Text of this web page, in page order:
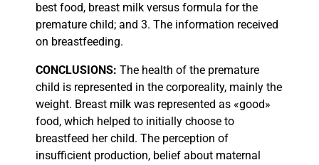
best food, breast milk versus formula for the
premature child; and 3. The information received
on breastfeeding.
CONCLUSIONS: The health of the premature
child is represented in the corporeality, mainly the
weight. Breast milk was represented as «good»
food, which helped to initially choose to
breastfeed her child. The perception of
insufficient production, belief about maternal